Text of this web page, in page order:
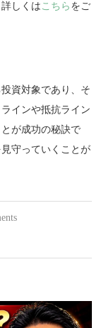
しくは こちら をご
資対象であり、そ
インや抵抗ライン
が成功の秘訣で
守っていくことが